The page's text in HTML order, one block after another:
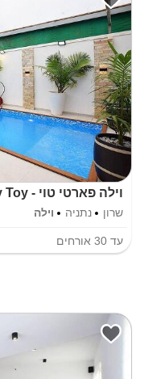
וילה פארטי טוי - Party Toy
שרון נתניה וילה
עד 30אורחים